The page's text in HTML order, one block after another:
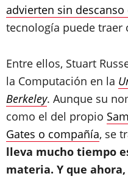
advierten sin
tecnología puede traer
Entre ellos, Stuart
la Computación en la
Berkeley. Aunque su
como el del propio
Gates o compañía, se
lleva mucho tiempo
materia. Y que